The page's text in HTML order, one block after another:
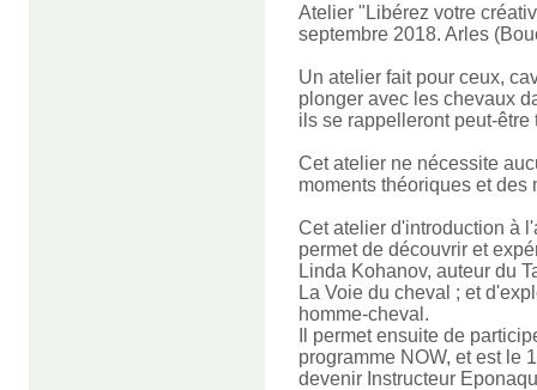
Atelier "Libérez votre
septembre 2018. Arles
Un atelier fait pour ceux,
plonger avec les chevaux
ils se rappelleront peut-être
Cet atelier ne nécessite
moments théoriques et des
Cet atelier d'introduction à
permet de découvrir et
Linda Kohanov, auteur du
La Voie du cheval ; et
homme-cheval.
Il permet ensuite de
programme NOW, et est le
devenir Instructeur